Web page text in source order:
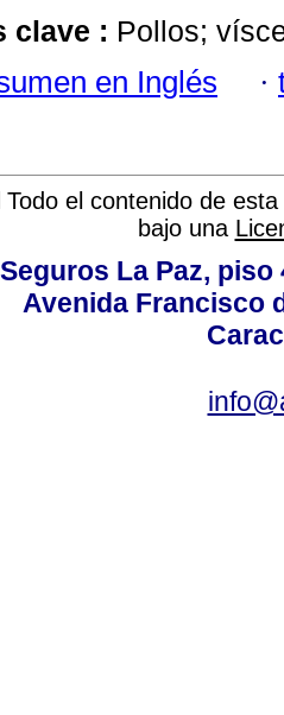
clave : Pollos;
en Inglés ·
Todo el contenido de
bajo una
La Paz,
Avenida Francisco